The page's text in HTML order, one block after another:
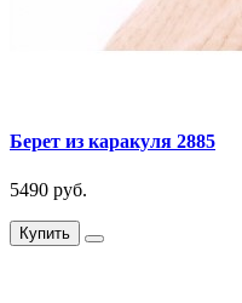
Берет из каракуля 2885
5490 руб.
Купить